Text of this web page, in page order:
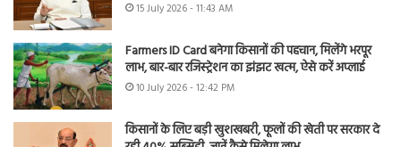
15 July 2026 - 11:43 AM
Farmers ID Card बनेगा किसानों की पहचान, मिलेंगे भरपूर
लाभ, बार-बार रजिस्ट्रेशन का झंझट खत्म, ऐसे करें अप्लाई
10 July 2026 - 12:42 PM
किसानों के लिए बड़ी खुशखबरी, फूलों की खेती पर सरकार दे